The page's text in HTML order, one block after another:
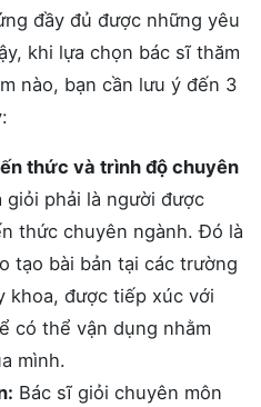
đầy đủ được những yêu
khi lựa chọn bác sĩ thăm
nào, bạn cần lưu ý đến 3
thức và trình độ chuyên
giỏi phải là người được
thức chuyên ngành. Đó là
tạo bài bản tại các trường
khoa, được tiếp xúc với
có thể vận dụng nhằm
mình.
Bác sĩ giỏi chuyên môn